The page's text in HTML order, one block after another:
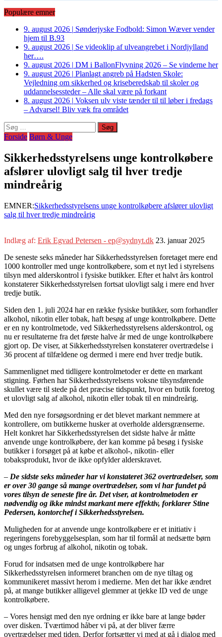
Populære emner
9. august 2026 | Sønderjyske Fodbold: Simon Wæver vender
hjem til B.93
9. august 2026 | Se videoklip af ulveangrebet i Nordjylland
her….
9. august 2026 | DM i BallonFlyvning 2026 – Se vinderne her
9. august 2026 | Planlagt angreb på Hadsten Skole:
Vejledning om sikkerhed og kriseberedskab til skoler og
uddannelsessteder – Alle skal være på forkant
8. august 2026 | Voksen ulv viste tænder til til løber i fredags
– Advarsel! Bliv væk fra området
Søg
efter:
Forside Børn & Unge
Sikkerhedsstyrelsens unge kontrolkøbere
afslører ulovligt salg til hver tredje
mindreårig
EMNER:Sikkerhedsstyrelsens unge kontrolkøbere afslører ulovligt
salg til hver tredje mindreårig
Indlæg af: Erik Egvad Petersen - ep@sydnyt.dk 23. januar 2025
De seneste seks måneder har Sikkerhedsstyrelsen foretaget mere end
1000 kontroller med unge kontrolkøbere, som et nyt led i styrelsens
tilsyn med alderskontrol i fysiske butikker. Efter et halvt års kontrol
konstaterer Sikkerhedsstyrelsen fortsat ulovligt salg i mere end hver
tredje butik.
Siden den 1. juli 2024 har en række fysiske butikker, som forhandler
alkohol, nikotin eller tobak, haft besøg af unge kontrolkøbere. Dette
er en ny kontrolmetode, ved Sikkerhedsstyrelsens alderskontrol, og
nu er resultaterne fra det første halve år med de unge kontrolkøbere
gjort op. De viser, at Sikkerhedsstyrelsen konstaterer overtrædelse i
36 procent af tilfældene og dermed i mere end hver tredje butik.
Sammenlignet med tidligere kontrolmetoder er dette en markant
stigning. Førhen har Sikkerhedsstyrelsens voksne tilsynsførende
skullet være til stede på det præcise tidspunkt, hvor en butik foretog
et ulovligt salg af alkohol, nikotin eller tobak til en mindreårig.
Med den nye forsøgsordning er det blevet markant nemmere at
kontrollere, om butikkerne husker at overholde aldersgrænserne.
Helt konkret har Sikkerhedsstyrelsen det sidste halve år måtte
anvende unge kontrolkøbere, der kan komme på besøg i fysiske
butikker i forsøget på at købe et alkohol-, nikotin- eller
tobaksprodukt, hvor de ikke opfylder alderskravet.
– De sidste seks måneder har vi konstateret 362 overtrædelser, som
er over 30 gange så mange overtrædelser, som vi har fundet på
vores tilsyn de seneste fire år. Det viser, at kontrolmetoden er
nødvendig og ikke mindst markant mere effektiv, forklarer Stine
Pedersen, kontorchef i Sikkerhedsstyrelsen.
Muligheden for at anvende unge kontrolkøbere er et initiativ i
regeringens forebyggelsesplan, som har til formål at nedsætte børn
og unges forbrug af alkohol, nikotin og tobak.
Forud for indsatsen med de unge kontrolkøbere har
Sikkerhedsstyrelsen informeret branchen om de nye tiltag og
kommunikeret massivt herom i medierne. Men det har ikke ændret
på, at mange butikker alligevel glemmer at tjekke ID ved de unge
kontrolkøbere.
– Vores hensigt med den nye ordning er ikke bare at lange bøder
over disken. Tværtimod håber vi på, at der bliver færre
overtrædelser med tiden. Derfor fortsætter vi med at gå i dialog med